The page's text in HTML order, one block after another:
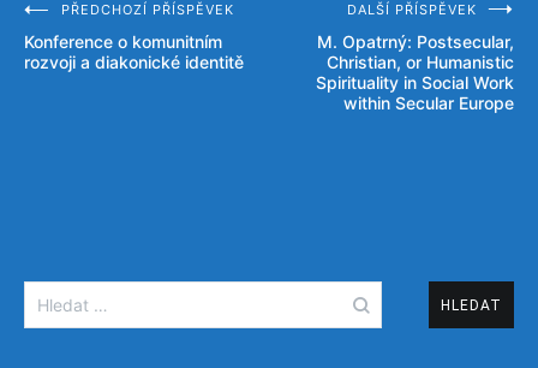
Navigace
pro
PŘEDCHOZÍ PŘÍSPĚVEK
Konference o komunitním
rozvoji a diakonické identitě
DALŠÍ PŘÍSPĚVEK
M. Opatrný: Postsecular,
Christian, or Humanistic
Spirituality in Social Work
within Secular Europe